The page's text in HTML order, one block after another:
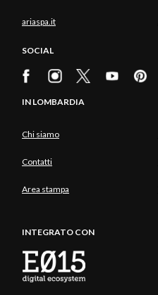
ariaspa.it
SOCIAL
IN LOMBARDIA
Chi siamo
Contatti
Area stampa
INTEGRATO CON